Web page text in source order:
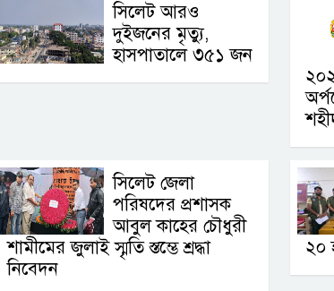
সিলেট আরও
দুইজনের মৃত্যু,
হাসপাতালে ৩৫১ জন
সিলেট জেলা
পরিষদের প্রশাসক
আবুল কাহের চৌধুরী
শামীমের জুলাই স্মৃতি স্তম্ভে শ্রদ্ধা
নিবেদন
২০